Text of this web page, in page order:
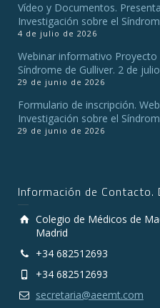
Vídeo y Documentos.
Investigación sobre el
4 de julio de 2026
Webinar informativo
Síndrome de Gulliver. 2 de
29 de junio de 2026
Formulario de inscripción.
Investigación sobre el
29 de junio de 2026
Información de Contacto.
Colegio de Médicos de
Madrid
+34 682512693
+34 682512693
secretaria@aeemt.com